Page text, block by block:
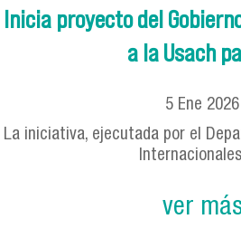
Inicia proyecto del
a la Usach
5 Ene 2026
La iniciativa, ejecutada por el
ver